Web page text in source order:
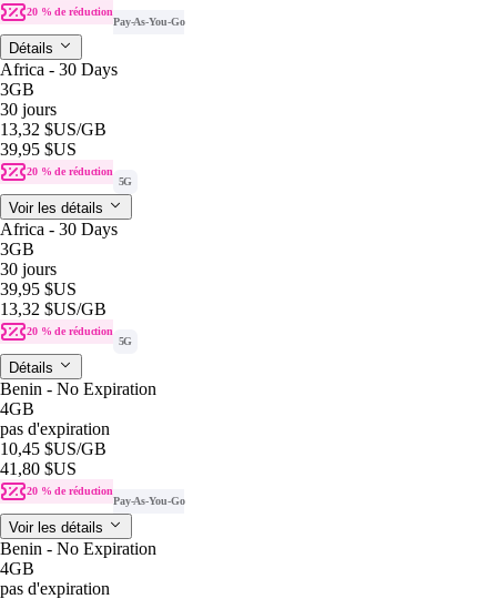
20 % de réduction
Pay-As-You-Go
Détails
Africa - 30 Days
3GB
30 jours
13,32 $US/GB
39,95 $US
20 % de réduction
5G
Voir les détails
Africa - 30 Days
3GB
30 jours
39,95 $US
13,32 $US/GB
20 % de réduction
5G
Détails
Benin - No Expiration
4GB
pas d'expiration
10,45 $US/GB
41,80 $US
20 % de réduction
Pay-As-You-Go
Voir les détails
Benin - No Expiration
4GB
pas d'expiration